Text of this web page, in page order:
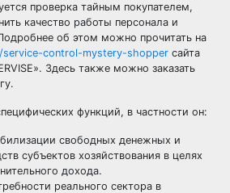
проверка тайным покупателем,
качество работы персонала и
об этом можно прочитать на
service-control-mystery-shopper сайта
Здесь также можно заказать
функций, в частности он:
свободных денежных и
субъектов хозяйствования в целях
дохода.
реального сектора в